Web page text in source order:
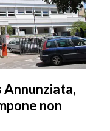
Annunziata,
non